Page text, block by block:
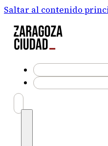
Saltar al contenido